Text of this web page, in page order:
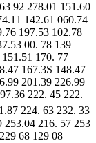
92 278.01 151.60
142.61 060.74
197.53 102.78
00. 78 139
170. 77
167.3S 148.47
201.39 226.99
222. 45 222.
224. 63 232. 33
253.04 216. 57 253
68 129 08